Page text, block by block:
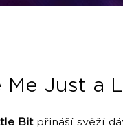
Me Just a
Bitpřináší svěží